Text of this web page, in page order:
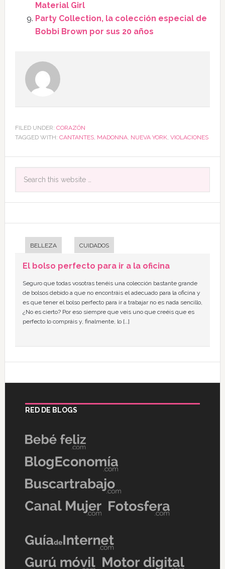
Material Girl
Party Collection, la colección especial de
Bobbi Brown por sus 20 años
FILED UNDER: CORAZÓN
TAGGED WITH: CANTANTES, MADONNA, NUEVA YORK, VIOLACIONES
BELLEZA CUIDADOS
El bolso perfecto para ir a la oficina
Seguro que todas vosotras tenéis una colección bastante grande
de bolsos debido a que no encontráis el adecuado para la oficina y
es que tener el bolso perfecto para ir a trabajar no es nada sencillo,
¿No es cierto? Por eso siempre que veis uno que creéis que es
perfecto lo compráis y, finalmente, lo […]
RED DE BLOGS